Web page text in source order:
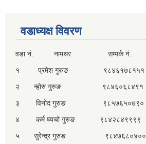
वडाध्यक्ष विवरण
वडा नं. नामथर सम्पर्क नं.
१ प्रमेश गुरुङ ९८४६१७८१५१
२ न्होरु गुरुङ ९८४६०६८४९१
३ विनोद गुरुङ ९८५७६५०७९०
४ कर्म घ्यचो गुरुङ ९८४२८४९९९९
५ सुरेन्द्र गुरुङ ९८४७६८०४००